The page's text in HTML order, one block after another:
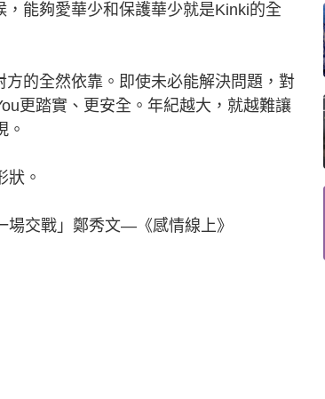
能夠愛華少和保護華少就是Kinki的全
的全然依靠。即使未必能解決問題，對
更踏實、更安全。年紀越大，就越難讓
。
狀。
交戰」鄭秀文—《感情線上》